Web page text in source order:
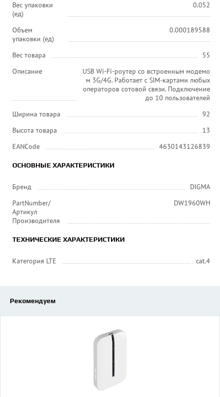
Вес упаковки
(ед)
0.052
Объем
упаковки (ед)
0.000189588
Вес товара
55
Описание
USB Wi-Fi-роутер со встроенным модемо
м 3G/4G. Работает с SIM-картами любых
операторов сотовой связи. Подключение
до 10 пользователей
Ширина товара
92
Высота товара
13
EANCode
4630143126839
ОСНОВНЫЕ ХАРАКТЕРИСТИКИ
Бренд
DIGMA
PartNumber/
Артикул
Производителя
DW1960WH
ТЕХНИЧЕСКИЕ ХАРАКТЕРИСТИКИ
Категория LTE cat.4
Рекомендуем